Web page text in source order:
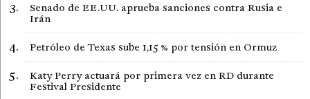
Senado de EE.UU. aprueba sanciones contra Rusia e
Irán
Petróleo de Texas sube 1,15 % por tensión en Ormuz
Katy Perry actuará por primera vez en RD durante
Festival Presidente